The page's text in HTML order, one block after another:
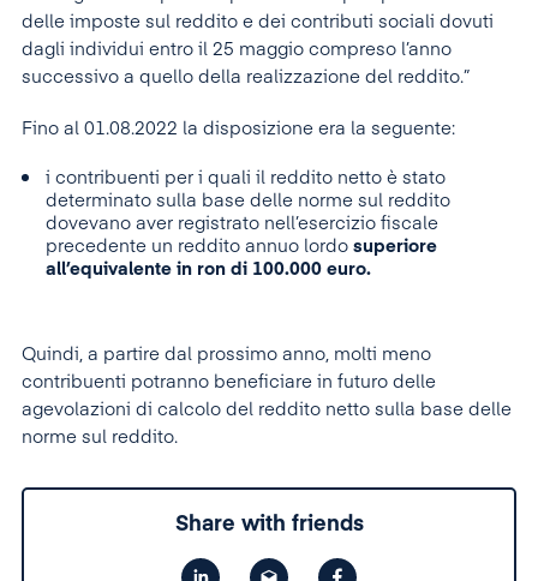
delle imposte sul reddito e dei contributi sociali dovuti
dagli individui entro il 25 maggio compreso l’anno
successivo a quello della realizzazione del reddito.”
Fino al 01.08.2022 la disposizione era la seguente:
i contribuenti per i quali il reddito netto è stato
determinato sulla base delle norme sul reddito
dovevano aver registrato nell’esercizio fiscale
precedente un reddito annuo lordo superiore
all’equivalente in ron di 100.000 euro.
Quindi, a partire dal prossimo anno, molti meno
contribuenti potranno beneficiare in futuro delle
agevolazioni di calcolo del reddito netto sulla base delle
norme sul reddito.
Share with friends